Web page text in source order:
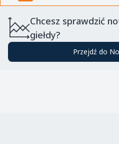
Chcesz sprawdzić
giełdy?
Przejdź do